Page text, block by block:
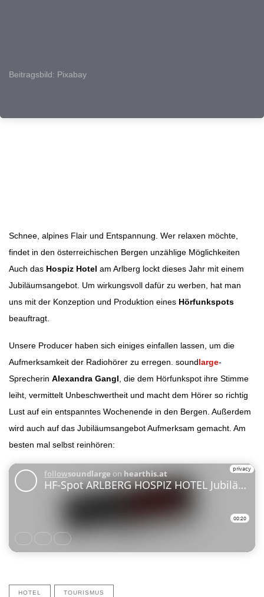
Beitragsbild: Pixabay
Schnee, alpines Flair und Entspannung. Wer relaxen möchte,
findet in den österreichischen Bergen unzählige Möglichkeiten
Auch das Hospiz Hotel am Arlberg lockt dieses Jahr mit einem
Jubiläumsangebot. Um wirkungsvoll dafür zu werben, hat man
uns mit der Konzeption und Produktion eines Hörfunkspots
beauftragt.
Unsere Producer haben sich einiges einfallen lassen, um die
Aufmerksamkeit der Radiohörer zu erregen. soundlarge-
Sprecherin Alexandra Gangl , die dem Hörfunkspot ihre Stimme
leiht, vermittelt Unbeschwertheit und macht dem Hörer so richtig
Lust auf ein entspanntes Wochenende in den Bergen. Außerdem
wird auch auf das Jubiläumsangebot Aufmerksam gemacht. Am
besten mal selbst reinhören:
HOTEL TOURISMUS